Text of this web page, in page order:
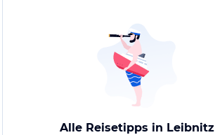
Alle Reisetipps in Leibnitz